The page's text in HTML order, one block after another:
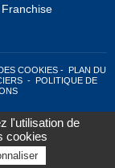
COOKIES-
PLAN DU
-
POLITIQUE DE
l'utilisation de
cookies